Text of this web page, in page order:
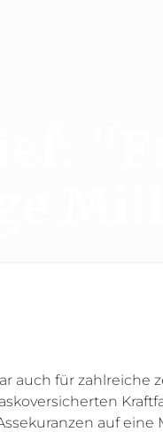
auch für
auf